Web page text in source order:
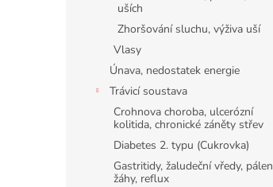
uších
Zhoršování sluchu, výživa uší
Vlasy
Únava, nedostatek energie
Trávicí soustava
Crohnova choroba, ulcerózní
kolitida, chronické záněty střev
Diabetes 2. typu (Cukrovka)
Gastritidy, žaludeční vředy,
žáhy, reflux